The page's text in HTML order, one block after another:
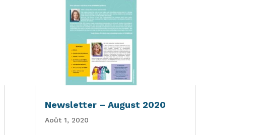
Newsletter – August 2020
Août 1, 2020